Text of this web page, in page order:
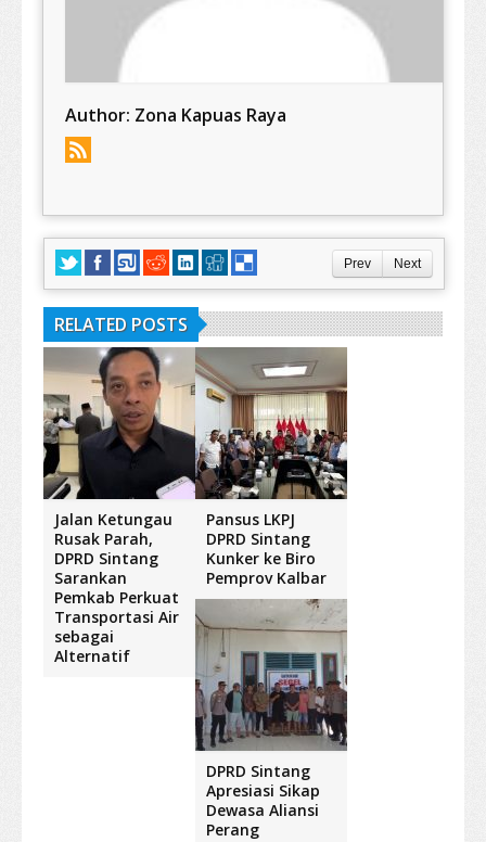
Author: Zona Kapuas Raya
Prev Next
RELATED POSTS
Jalan Ketungau
Rusak Parah,
DPRD Sintang
Sarankan
Pemkab Perkuat
Transportasi Air
sebagai
Alternatif
Pansus LKPJ
DPRD Sintang
Kunker ke Biro
Pemprov Kalbar
DPRD Sintang
Apresiasi Sikap
Dewasa Aliansi
Perang